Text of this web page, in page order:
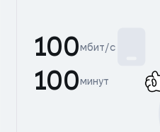
100мбит/с
100минут